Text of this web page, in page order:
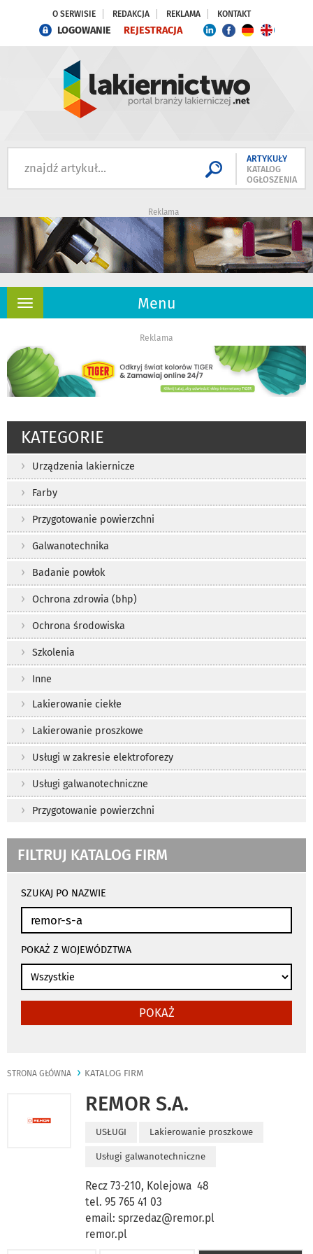
O SERWISIE REDAKCJA REKLAMA KONTAKT
LOGOWANIE REJESTRACJA
ARTYKUŁY
KATALOG
OGŁOSZENIA
Reklama
Menu
Rozwiń
Reklama
KATEGORIE
Urządzenia lakiernicze
Farby
Przygotowanie powierzchni
Galwanotechnika
Badanie powłok
Ochrona zdrowia (bhp)
Ochrona środowiska
Szkolenia
Inne
Lakierowanie ciekłe
Lakierowanie proszkowe
Usługi w zakresie elektroforezy
Usługi galwanotechniczne
Przygotowanie powierzchni
FILTRUJ KATALOG FIRM
wyszukiwania
SZUKAJ PO NAZWIE
POKAŻ Z WOJEWÓDZTWA
POKAŻ
STRONA GŁÓWNA KATALOG FIRM
REMOR S.A.
USŁUGI Lakierowanie proszkowe
Usługi galwanotechniczne
Recz 73-210, Kolejowa 48
tel. 95 765 41 03
email: sprzedaz@remor.pl
remor.pl